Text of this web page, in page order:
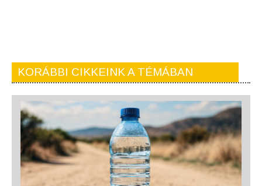
KORÁBBI CIKKEINK A TÉMÁBAN